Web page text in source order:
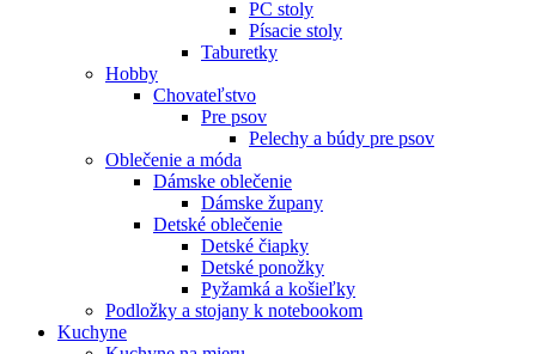
PC stoly
Písacie stoly
Taburetky
Hobby
Chovateľstvo
Pre psov
Pelechy a búdy pre psov
Oblečenie a móda
Dámske oblečenie
Dámske župany
Detské oblečenie
Detské čiapky
Detské ponožky
Pyžamká a košieľky
Podložky a stojany k notebookom
Kuchyne